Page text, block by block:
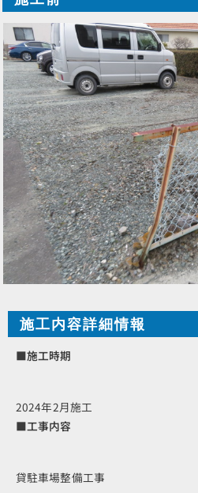
施工内容詳細情報
■施工時期
2024年2月施工
■工事内容
貸駐車場整備工事